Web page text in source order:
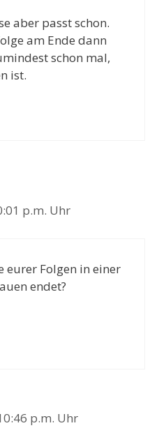
aber passt schon.
am Ende dann
schon mal,
ist.
p.m. Uhr
eurer Folgen in einer
endet?
p.m. Uhr